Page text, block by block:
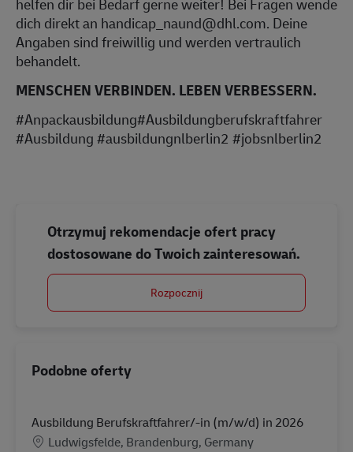
dich direkt an handicap_naund@dhl.com. Deine
Angaben sind freiwillig und werden vertraulich
behandelt.
MENSCHEN VERBINDEN. LEBEN VERBESSERN.
#Anpackausbildung#Ausbildungberufskraftfahrer
#Ausbildung #ausbildungnlberlin2 #jobsnlberlin2
Otrzymuj rekomendacje ofert pracy
dostosowane do Twoich zainteresowań.
Rozpocznij
Podobne oferty
Ausbildung Berufskraftfahrer/-in (m/w/d) in 2026
Lokalizacja
Ludwigsfelde, Brandenburg, Germany